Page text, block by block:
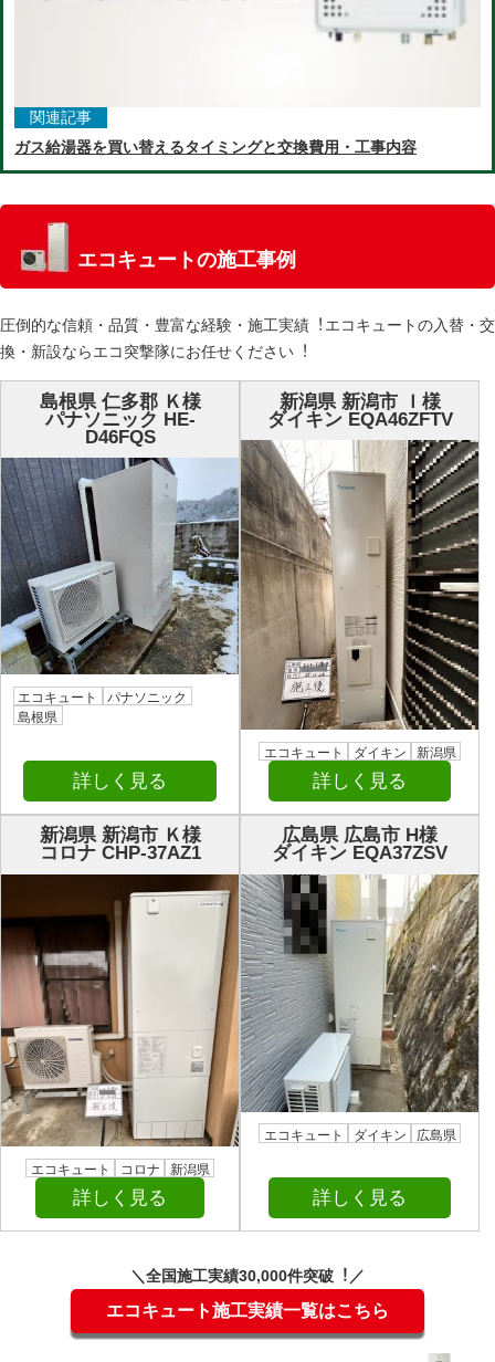
関連記事
ガス給湯器を買い替えるタイミングと交換費用・工事内容
エコキュートの施工事例
圧倒的な信頼・品質・豊富な経験・施⼯実績︕エコキュートの⼊替・交
換・新設ならエコ突撃隊にお任せください︕
島根県 仁多郡 Ｋ様
パナソニック HE-
D46FQS
エコキュート
パナソニック
島根県
詳しく見る
新潟県 新潟市 Ｉ様
ダイキン EQA46ZFTV
エコキュート ダイキン 新潟県
詳しく見る
新潟県 新潟市 Ｋ様
コロナ CHP-37AZ1
エコキュート コロナ 新潟県
詳しく見る
広島県 広島市 H様
ダイキン EQA37ZSV
エコキュート ダイキン 広島県
詳しく見る
＼全国施⼯実績30,000件突破︕／
エコキュート施工実績一覧はこちら